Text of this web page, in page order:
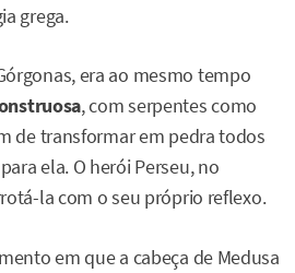
grega.
era ao mesmo tempo
, com serpentes como
de transformar em pedra todos
ela. O herói Perseu, no
la com o seu próprio reflexo.
em que a cabeça de Medusa